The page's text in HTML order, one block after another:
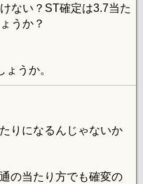
ない？ST確定は3.7当た
うか？
うか。
りになるんじゃないか
の当たり方でも確変の